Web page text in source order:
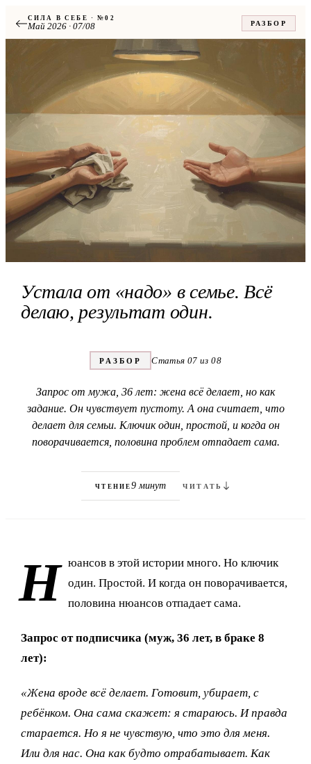
СИЛА В СЕБЕ · №02
Май 2026 · 07/08 РАЗБОР
Устала от «надо» в семье. Всё
делаю, результат один.
РАЗБОР Статья 07 из 08
Запрос от мужа, 36 лет: жена всё делает, но как
задание. Он чувствует пустоту. А она считает, что
делает для семьи. Ключик один, простой, и когда он
поворачивается, половина проблем отпадает сама.
ЧТЕНИЕ9 минут ЧИТАТЬ
Н юансов в этой истории много. Но ключик
один. Простой. И когда он поворачивается,
половина нюансов отпадает сама.
Запрос от подписчика (муж, 36 лет, в браке 8
лет):
«Жена вроде всё делает. Готовит, убирает, с
ребёнком. Она сама скажет: я стараюсь. И правда
старается. Но я не чувствую, что это для меня.
Или для нас. Она как будто отрабатывает. Как